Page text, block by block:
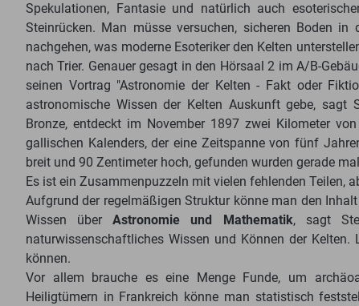
Spekulationen, Fantasie und natürlich auch
Steinrücken. Man müsse versuchen, sicheren Boden
nachgehen, was moderne Esoteriker den Kelten
nach Trier. Genauer gesagt in den Hörsaal 2 im A/B-
seinen Vortrag "Astronomie der Kelten - Fakt oder
astronomische Wissen der Kelten Auskunft gebe, sagt
Bronze, entdeckt im November 1897 zwei Kilometer
gallischen Kalenders, der eine Zeitspanne von fünf
breit und 90 Zentimeter hoch, gefunden wurden gerade
Es ist ein Zusammenpuzzeln mit vielen fehlenden Teilen,
Aufgrund der regelmäßigen Struktur könne man den
Wissen überAstronomie und Mathematik, sagt
naturwissenschaftliches Wissen und Können der
können.
Vor allem brauche es eine Menge Funde, um
Heiligtümern in Frankreich könne man statistisch